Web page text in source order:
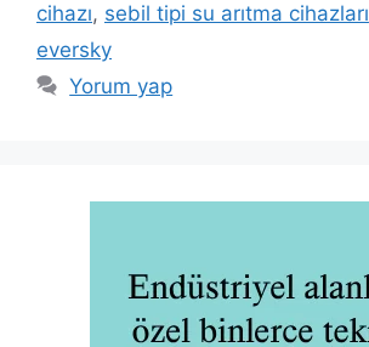
cihazı, sebil tipi su arıtma cihazları
eversky
Yorum yap